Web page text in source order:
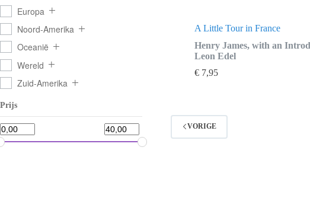
A Little Tour in France
Henry James, with an
Leon Edel
€ 7,95
VORIGE
Europa
Noord-Amerika
Oceanië
Wereld
Zuid-Amerika
Prijs